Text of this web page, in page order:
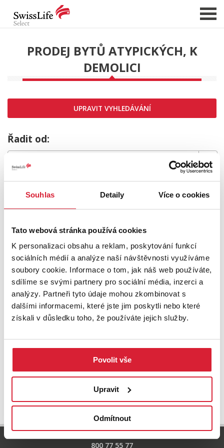
Souhlas Detaily Více o cookies
Tato webová stránka používá cookies
K personalizaci obsahu a reklam, poskytování funkcí
sociálních médií a analýze naší návštěvnosti využíváme
soubory cookie. Informace o tom, jak náš web používáte,
sdílíme se svými partnery pro sociální média, inzerci a
analýzy. Partneři tyto údaje mohou zkombinovat s
dalšími informacemi, které jste jim poskytli nebo které
získali v důsledku toho, že používáte jejich služby.
Povolit vše
Upravit
Odmítnout
NABÍDKA NEMOVITOSTÍ
CHCI PRODAT / PRONAJMOUT
HLÍDAT NOVÉ NABÍDKY
CHCI OCENIT NEMOVITOST
O NÁS
REFERENCE
PRODEJ BYTŮ ATYPICKÝCH, K
DEMOLICI
UPRAVIT VYHLEDÁVÁNÍ
Řadit od:
MRZÍ NÁS TO,
ale požadovaný typ nemovitosti nebyl nalezen.
Zkuste upravit filtr
nebo přejděte na základní
UPRAVIT VYHLEDÁVÁNÍ
800 77 55 77